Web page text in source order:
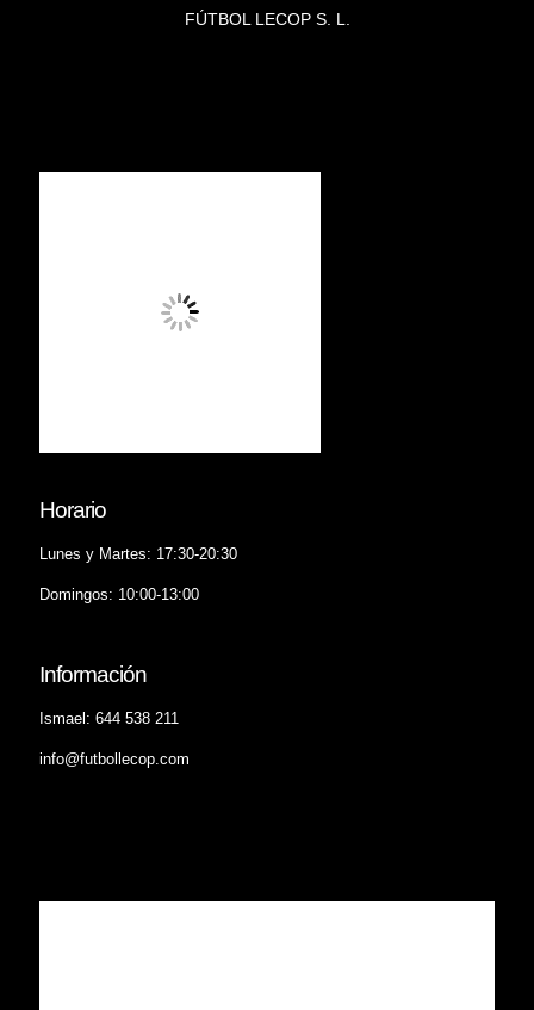
FÚTBOL LECOP S. L.
Horario
Lunes y Martes: 17:30-20:30
Domingos: 10:00-13:00
Información
Ismael: 644 538 211
info@futbollecop.com